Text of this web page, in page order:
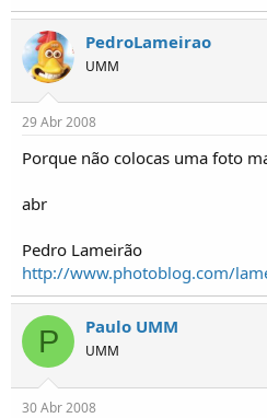
PedroLameirao
UMM
29 Abr 2008
Porque não colocas uma foto
abr
Pedro Lameirão
http://www.photoblog.com/
P Paulo UMM
UMM
30 Abr 2008